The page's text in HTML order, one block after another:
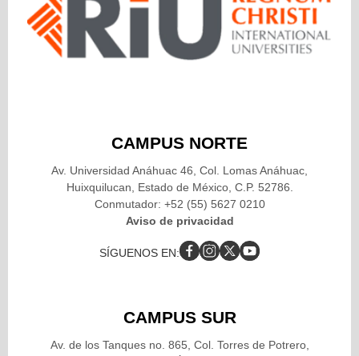
CAMPUS NORTE
Av. Universidad Anáhuac 46, Col. Lomas Anáhuac,
Huixquilucan, Estado de México, C.P. 52786.
Conmutador: +52 (55) 5627 0210
Aviso de privacidad
SÍGUENOS EN:
CAMPUS SUR
Av. de los Tanques no. 865, Col. Torres de Potrero,